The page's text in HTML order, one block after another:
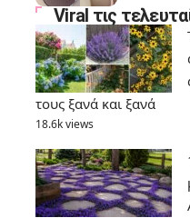
Viral τις
τους ξανά και ξανά
18.6k views